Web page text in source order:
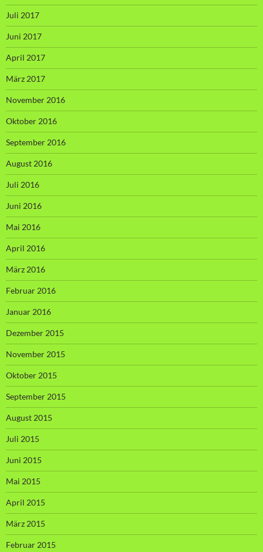
Juli 2017
Juni 2017
April 2017
März 2017
November 2016
Oktober 2016
September 2016
August 2016
Juli 2016
Juni 2016
Mai 2016
April 2016
März 2016
Februar 2016
Januar 2016
Dezember 2015
November 2015
Oktober 2015
September 2015
August 2015
Juli 2015
Juni 2015
Mai 2015
April 2015
März 2015
Februar 2015